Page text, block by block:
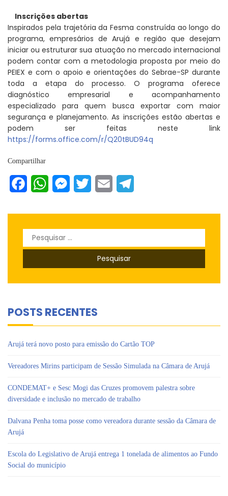
Inscrições abertas
Inspirados pela trajetória da Fesma construída ao longo do
programa, empresários de Arujá e região que desejam
iniciar ou estruturar sua atuação no mercado internacional
podem contar com a metodologia proposta por meio do
PEIEX e com o apoio e orientações do Sebrae-SP durante
toda a etapa do processo. O programa oferece
diagnóstico empresarial e acompanhamento
especializado para quem busca exportar com maior
segurança e planejamento. As inscrições estão abertas e
podem ser feitas neste link
https://forms.office.com/r/Q20tBUD94q
Compartilhar
FacebookWhatsAppMessenger
Twitter Email
Pesquisar
POSTS RECENTES
Arujá terá novo posto para emissão do Cartão TOP
Vereadores Mirins participam de Sessão Simulada na Câmara de Arujá
CONDEMAT+ e Sesc Mogi das Cruzes promovem palestra sobre
diversidade e inclusão no mercado de trabalho
Dalvana Penha toma posse como vereadora durante sessão da Câmara de
Arujá
Escola do Legislativo de Arujá entrega 1 tonelada de alimentos ao Fundo
Social do município